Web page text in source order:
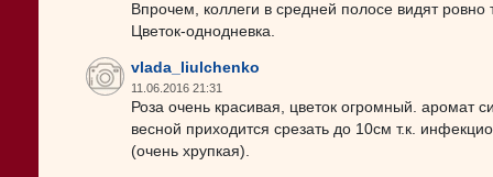
Впрочем, коллеги в средней полосе видят ровно
Цветок-однодневка.
vlada_liulchenko
11.06.2016 21:31
Роза очень красивая, цветок огромный.
весной приходится срезать до 10см т.к.
(очень хрупкая).